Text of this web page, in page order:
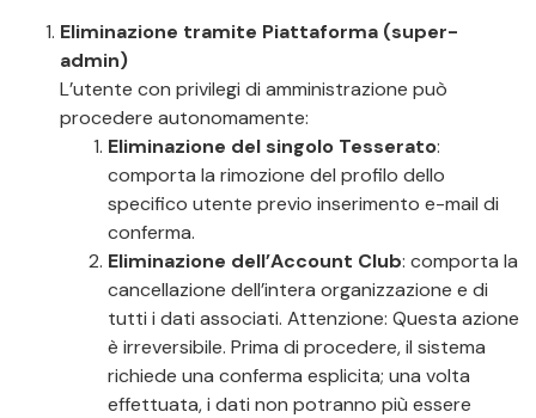
Eliminazione tramite Piattaforma (super-
admin)
L’utente con privilegi di amministrazione può
procedere autonomamente:
Eliminazione del singolo Tesserato:
comporta la rimozione del profilo dello
specifico utente previo inserimento e-mail di
conferma.
Eliminazione dell’Account Club: comporta la
cancellazione dell’intera organizzazione e di
tutti i dati associati. Attenzione: Questa azione
è irreversibile. Prima di procedere, il sistema
richiede una conferma esplicita; una volta
effettuata, i dati non potranno più essere